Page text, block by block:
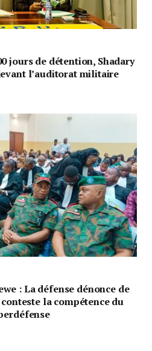
jours de détention, Shadary
l’auditorat militaire
: La défense dénonce de
la compétence du